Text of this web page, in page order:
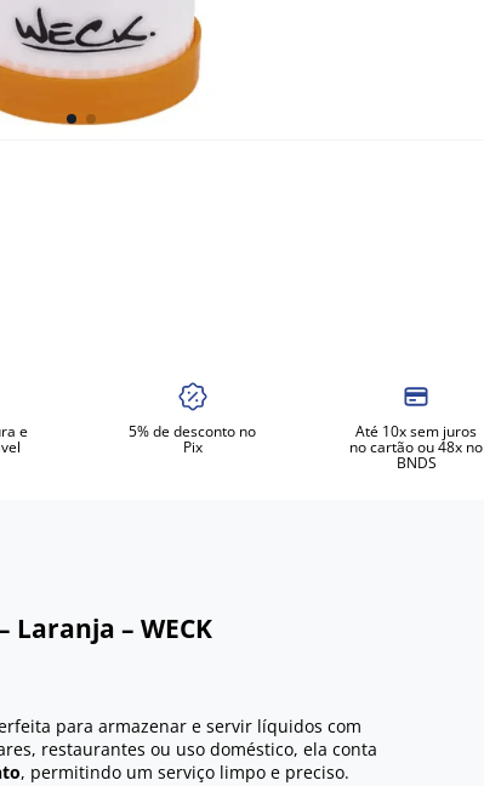
e 5% de desconto no
Pix
Até 10x sem juros
no cartão ou 48x no
BNDS
Laranja – WECK
para armazenar e servir líquidos com
restaurantes ou uso doméstico, ela conta
, permitindo um serviço limpo e preciso.